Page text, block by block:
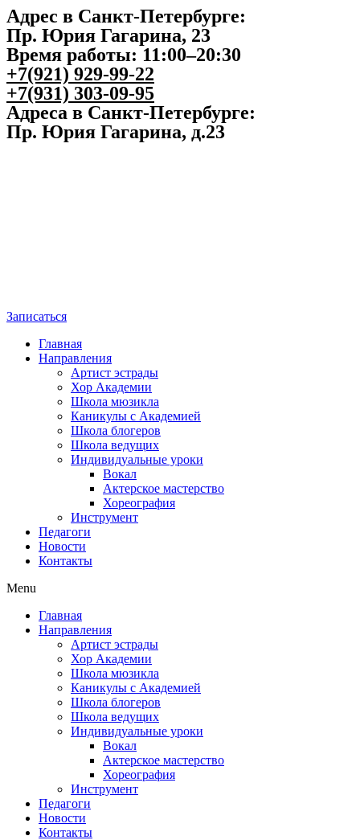
Адрес в Санкт-Петербурге:
Пр. Юрия Гагарина, 23
Время работы: 11:00–20:30
+7(921) 929-99-22
+7(931) 303-09-95
Адреса в Санкт-Петербурге:
Пр. Юрия Гагарина, д.23
Записаться
Главная
Направления
Артист эстрады
Хор Академии
Школа мюзикла
Каникулы с Академией
Школа блогеров
Школа ведущих
Индивидуальные уроки
Вокал
Актерское мастерство
Хореография
Инструмент
Педагоги
Новости
Контакты
Menu
Главная
Направления
Артист эстрады
Хор Академии
Школа мюзикла
Каникулы с Академией
Школа блогеров
Школа ведущих
Индивидуальные уроки
Вокал
Актерское мастерство
Хореография
Инструмент
Педагоги
Новости
Контакты